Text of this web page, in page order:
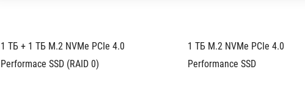
1 ТБ + 1 ТБ M.2 NVMe PCIe 4.0
Performace SSD (RAID 0)
1 ТБ M.2 NVMe PCIe 4.0
Performance SSD